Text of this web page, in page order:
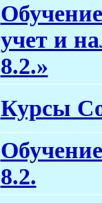
учет и
8.2.»
Курсы
8.2.